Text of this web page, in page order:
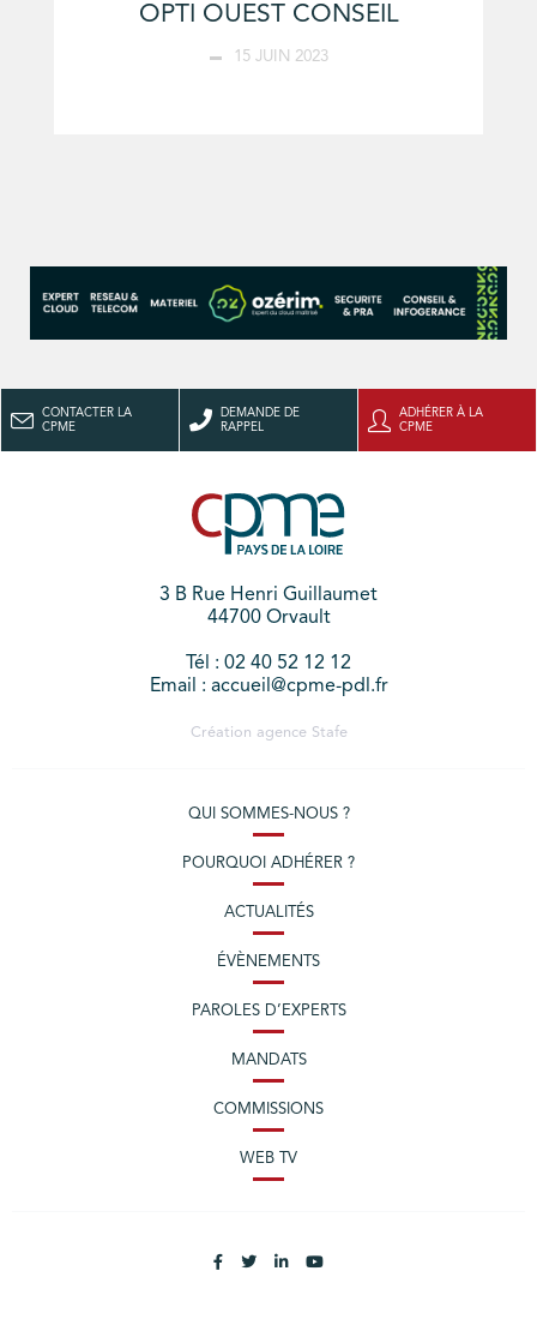
OPTI OUEST CONSEIL
15 JUIN 2023
CONTACTER LA
CPME
DEMANDE DE
RAPPEL
ADHÉRER À LA
CPME
3 B Rue Henri Guillaumet
44700 Orvault
Tél : 02 40 52 12 12
Email : accueil@cpme-pdl.fr
Création agence Stafe
QUI SOMMES-NOUS ?
POURQUOI ADHÉRER ?
ACTUALITÉS
ÉVÈNEMENTS
PAROLES D’EXPERTS
MANDATS
COMMISSIONS
WEB TV